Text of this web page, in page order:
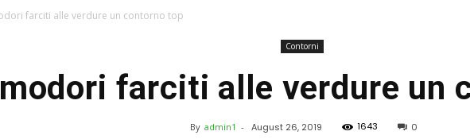
farciti alle verdure un contorno top
Contorni
farciti alle verdure un
By admin1 - August 26, 2019 1643 0